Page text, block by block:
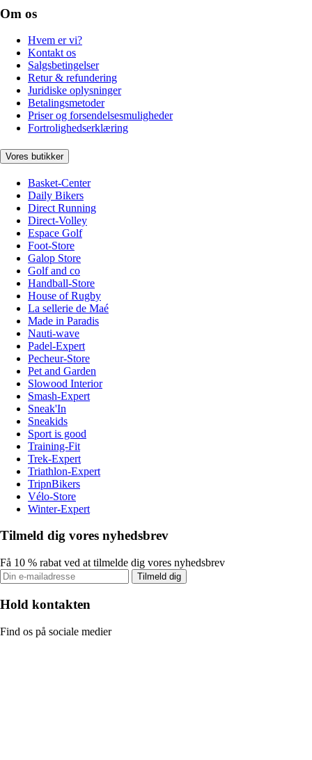
Om os
Hvem er vi?
Kontakt os
Salgsbetingelser
Retur & refundering
Juridiske oplysninger
Betalingsmetoder
Priser og forsendelsesmuligheder
Fortrolighedserklæring
Vores butikker
Basket-Center
Daily Bikers
Direct Running
Direct-Volley
Espace Golf
Foot-Store
Galop Store
Golf and co
Handball-Store
House of Rugby
La sellerie de Maé
Made in Paradis
Nauti-wave
Padel-Expert
Pecheur-Store
Pet and Garden
Slowood Interior
Smash-Expert
Sneak'In
Sneakids
Sport is good
Training-Fit
Trek-Expert
Triathlon-Expert
TripnBikers
Vélo-Store
Winter-Expert
Tilmeld dig vores nyhedsbrev
Få 10 % rabat ved at tilmelde dig vores nyhedsbrev
Tilmeld dig
Hold kontakten
Find os på sociale medier